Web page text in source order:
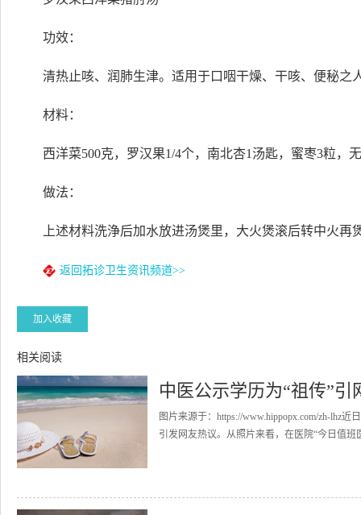
功效：
清热止咳、润肺生津。适用于口咽干燥、干咳、便秘之
材料：
西洋菜500克，罗汉果1/4个，南北杏1汤匙，蜜枣3粒，
做法：
上述材料洗浄后加水放进汤煲里，大火煲滚后转中火再
返回拓诊卫生资讯频道>>
加入收藏
相关阅读
中医公示学历为“祖传”
图片来源于：https://www.hippopx.com/zh-lhz
引发网友热议。从照片来看，在医院“今日值班